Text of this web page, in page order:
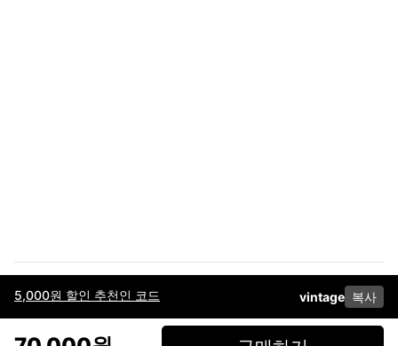
5,000원 할인 추천인 코드 vintage 복사
이용약관고객센터판매개인정보 처리방침사업자 정보다운로드
페이스북